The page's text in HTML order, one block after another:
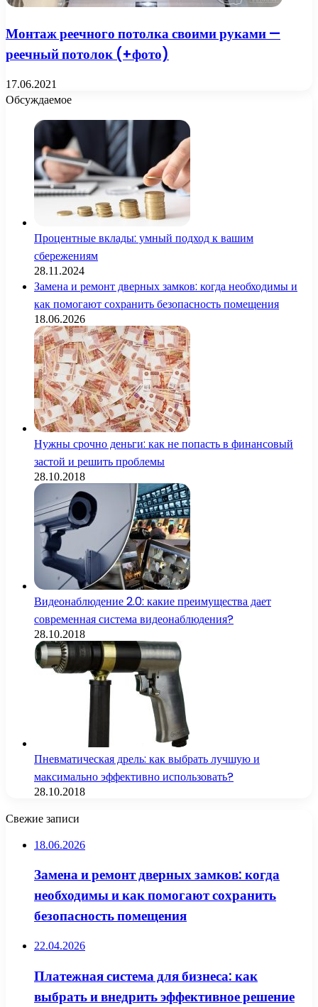
Монтаж реечного потолка своими руками —
реечный потолок (+фото)
17.06.2021
Обсуждаемое
Процентные вклады: умный подход к вашим
сбережениям
28.11.2024
Замена и ремонт дверных замков: когда необходимы и
как помогают сохранить безопасность помещения
18.06.2026
Нужны срочно деньги: как не попасть в финансовый
застой и решить проблемы
28.10.2018
Видеонаблюдение 2.0: какие преимущества дает
современная система видеонаблюдения?
28.10.2018
Пневматическая дрель: как выбрать лучшую и
максимально эффективно использовать?
28.10.2018
Свежие записи
18.06.2026
Замена и ремонт дверных замков: когда
необходимы и как помогают сохранить
безопасность помещения
22.04.2026
Платежная система для бизнеса: как
выбрать и внедрить эффективное решение